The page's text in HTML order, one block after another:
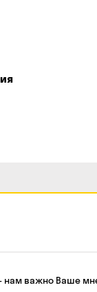
нам важно Ваше